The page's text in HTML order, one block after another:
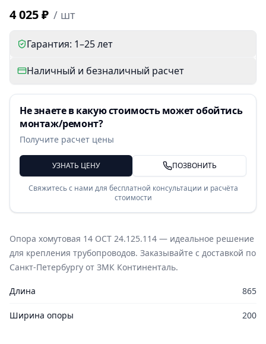
4 025 ₽ / шт
Гарантия: 1–25 лет
Наличный и безналичный расчет
Не знаете в какую стоимость может обойтись
монтаж/ремонт?
Получите расчет цены
УЗНАТЬ ЦЕНУ ПОЗВОНИТЬ
Свяжитесь с нами для бесплатной консультации и расчёта
стоимости
Опора хомутовая 14 ОСТ 24.125.114 — идеальное решение
для крепления трубопроводов. Заказывайте с доставкой по
Санкт-Петербургу от ЗМК Континенталь.
Длина 865
Ширина опоры 200